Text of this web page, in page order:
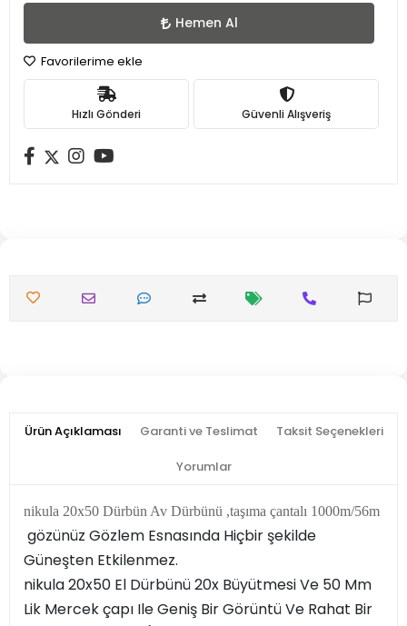
Hemen Al
Favorilerime ekle
Hızlı Gönderi Güvenli Alışveriş
Ürün Açıklaması Garanti ve Teslimat Taksit Seçenekleri
Yorumlar
nikula 20x50 Dürbün Av Dürbünü ,taşıma çantalı 1000m/56m
gözünüz Gözlem Esnasında Hiçbir şekilde
Güneşten Etkilenmez.
nikula 20x50 El Dürbünü 20x Büyütmesi Ve 50 Mm
Lik Mercek çapı Ile Geniş Bir Görüntü Ve Rahat Bir